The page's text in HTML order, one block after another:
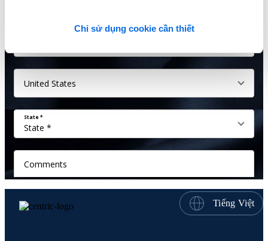
Chỉ sử dụng cookie cần thiết
Tiếng Việt